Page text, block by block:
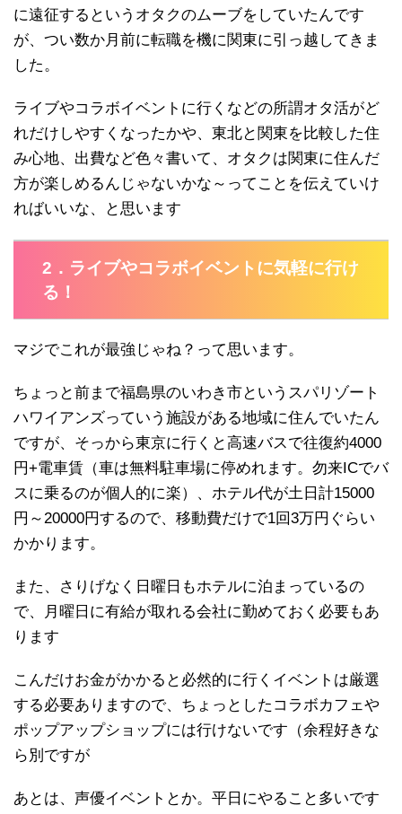
に遠征するというオタクのムーブをしていたんです
が、つい数か月前に転職を機に関東に引っ越してきま
した。
ライブやコラボイベントに行くなどの所謂オタ活がど
れだけしやすくなったかや、東北と関東を比較した住
み心地、出費など色々書いて、オタクは関東に住んだ
方が楽しめるんじゃないかな～ってことを伝えていけ
ればいいな、と思います
2．ライブやコラボイベントに気軽に行け
る！
マジでこれが最強じゃね？って思います。
ちょっと前まで福島県のいわき市というスパリゾート
ハワイアンズっていう施設がある地域に住んでいたん
ですが、そっから東京に行くと高速バスで往復約4000
円+電車賃（車は無料駐車場に停めれます。勿来ICでバ
スに乗るのが個人的に楽）、ホテル代が土日計15000
円～20000円するので、移動費だけで1回3万円ぐらい
かかります。
また、さりげなく日曜日もホテルに泊まっているの
で、月曜日に有給が取れる会社に勤めておく必要もあ
ります
こんだけお金がかかると必然的に行くイベントは厳選
する必要ありますので、ちょっとしたコラボカフェや
ポップアップショップには行けないです（余程好きな
ら別ですが
あとは、声優イベントとか。平日にやること多いです